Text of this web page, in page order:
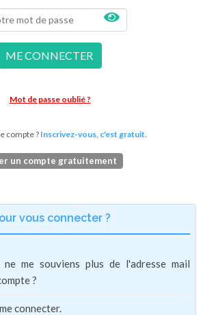
ME CONNECTER
Mot de passe oublié ?
compte ? Inscrivez-vous, c'est gratuit.
un compte gratuitement
vous connecter ?
me souviens plus de l'adresse mail
?
connecter.